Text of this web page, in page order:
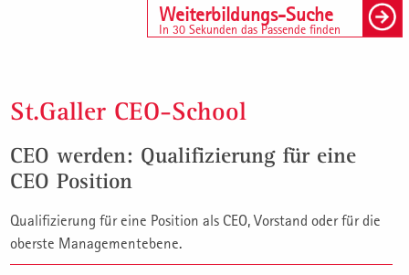
Weiterbildungs-Suche
In 30 Sekunden das Passende finden
St.Galler CEO-School
CEO werden: Qualifizierung für eine
CEO Position
Qualifizierung für eine Position als CEO, Vorstand oder für die
oberste Managementebene.